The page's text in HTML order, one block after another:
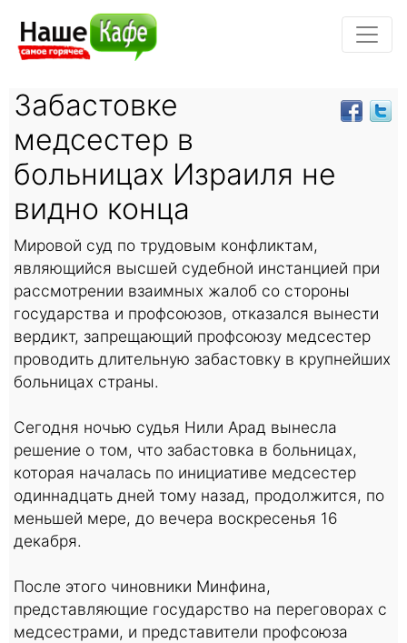
Забастовке
медсестер в
больницах Израиля не
видно конца
Мировой суд по трудовым конфликтам,
являющийся высшей судебной инстанцией при
рассмотрении взаимных жалоб со стороны
государства и профсоюзов, отказался вынести
вердикт, запрещающий профсоюзу медсестер
проводить длительную забастовку в крупнейших
больницах страны.
Сегодня ночью судья Нили Арад вынесла
решение о том, что забастовка в больницах,
которая началась по инициативе медсестер
одиннадцать дней тому назад, продолжится, по
меньшей мере, до вечера воскресенья 16
декабря.
После этого чиновники Минфина,
представляющие государство на переговорах с
медсестрами, и представители профсоюза